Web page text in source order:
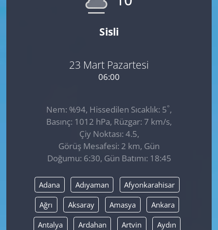
Sisli
23 Mart Pazartesi
06:00
Nem: %94, Hissedilen Sıcaklık: 5°,
Basınç: 1012 hPa, Rüzgar: 7 km/s,
Çiy Noktası: 4.5,
Görüş Mesafesi: 2 km, Gün
Doğumu: 6:30, Gün Batımı: 18:45
Adana Adıyaman Afyonkarahisar
Ağrı Aksaray Amasya Ankara
Antalya Ardahan Artvin Aydın
KÜLTÜR SANAT
SAĞLIK
SPOR
Yerel